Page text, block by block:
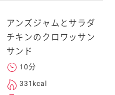
アンズジャムとサラダ
チキンのクロワッサン
サンド
10分
331kcal